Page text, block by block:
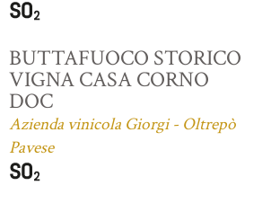
BUTTAFUOCO STORICO
VIGNA CASA CORNO
DOC
Azienda vinicola Giorgi - Oltrepò
Pavese